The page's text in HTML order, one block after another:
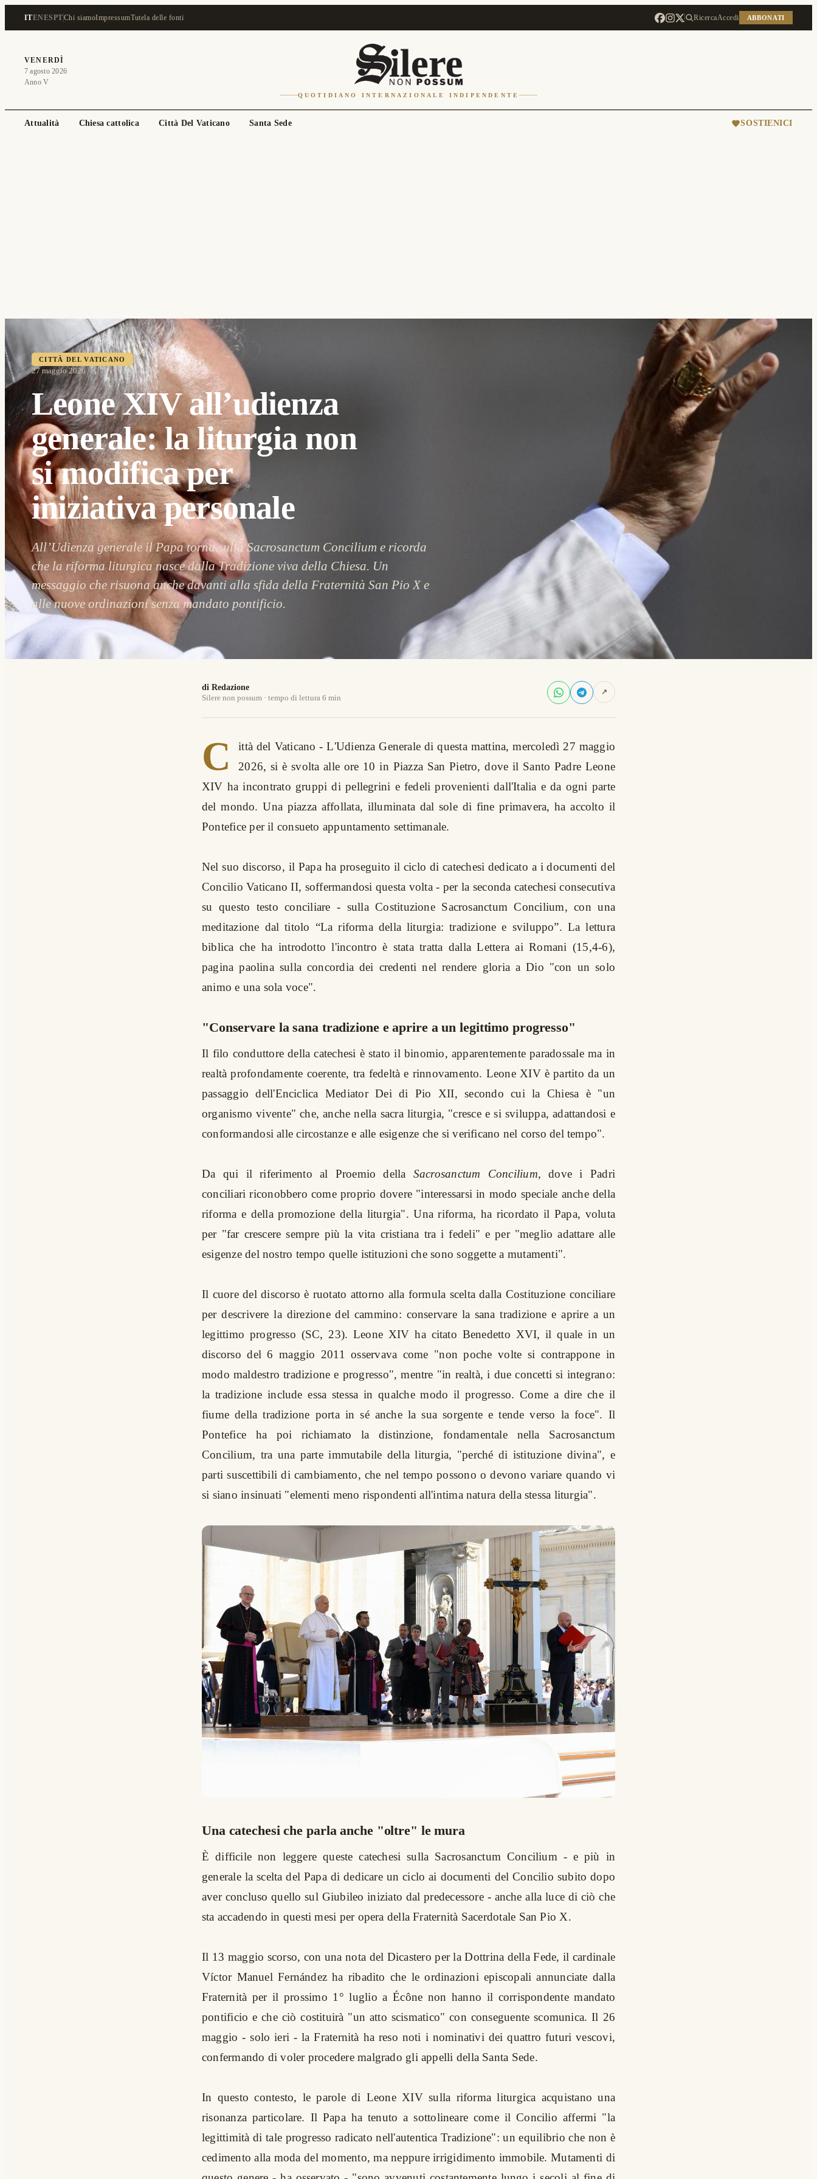
ITENESPTChi siamoImpressumTutela delle fonti RicercaAccedi ABBONATI
VENERDÌ
7 agosto 2026
Anno V
QUOTIDIANO INTERNAZIONALE INDIPENDENTE
Attualità Chiesa cattolica Città Del Vaticano Santa Sede SOSTIENICI
CITTÀ DEL VATICANO
27 maggio 2026
Leone XIV all’udienza
generale: la liturgia non
si modifica per
iniziativa personale
All’Udienza generale il Papa torna sulla Sacrosanctum Concilium e ricorda
che la riforma liturgica nasce dalla Tradizione viva della Chiesa. Un
messaggio che risuona anche davanti alla sfida della Fraternità San Pio X e
alle nuove ordinazioni senza mandato pontificio.
di Redazione
Silere non possum · tempo di lettura 6 min
↗
C
ittà del Vaticano - L'Udienza Generale di questa mattina, mercoledì 27 maggio
2026, si è svolta alle ore 10 in Piazza San Pietro, dove il Santo Padre Leone
XIV ha incontrato gruppi di pellegrini e fedeli provenienti dall'Italia e da ogni parte
del mondo. Una piazza affollata, illuminata dal sole di fine primavera, ha accolto il
Pontefice per il consueto appuntamento settimanale.
Nel suo discorso, il Papa ha proseguito il ciclo di catechesi dedicato a i documenti del
Concilio Vaticano II, soffermandosi questa volta - per la seconda catechesi consecutiva
su questo testo conciliare - sulla Costituzione Sacrosanctum Concilium, con una
meditazione dal titolo “La riforma della liturgia: tradizione e sviluppo”. La lettura
biblica che ha introdotto l'incontro è stata tratta dalla Lettera ai Romani (15,4-6),
pagina paolina sulla concordia dei credenti nel rendere gloria a Dio "con un solo
animo e una sola voce".
"Conservare la sana tradizione e aprire a un legittimo progresso"
Il filo conduttore della catechesi è stato il binomio, apparentemente paradossale ma in
realtà profondamente coerente, tra fedeltà e rinnovamento. Leone XIV è partito da un
passaggio dell'Enciclica Mediator Dei di Pio XII, secondo cui la Chiesa è "un
organismo vivente" che, anche nella sacra liturgia, "cresce e si sviluppa, adattandosi e
conformandosi alle circostanze e alle esigenze che si verificano nel corso del tempo".
Da qui il riferimento al Proemio della Sacrosanctum Concilium, dove i Padri
conciliari riconobbero come proprio dovere "interessarsi in modo speciale anche della
riforma e della promozione della liturgia". Una riforma, ha ricordato il Papa, voluta
per "far crescere sempre più la vita cristiana tra i fedeli" e per "meglio adattare alle
esigenze del nostro tempo quelle istituzioni che sono soggette a mutamenti".
Il cuore del discorso è ruotato attorno alla formula scelta dalla Costituzione conciliare
per descrivere la direzione del cammino: conservare la sana tradizione e aprire a un
legittimo progresso (SC, 23). Leone XIV ha citato Benedetto XVI, il quale in un
discorso del 6 maggio 2011 osservava come "non poche volte si contrappone in
modo maldestro tradizione e progresso", mentre "in realtà, i due concetti si integrano:
la tradizione include essa stessa in qualche modo il progresso. Come a dire che il
fiume della tradizione porta in sé anche la sua sorgente e tende verso la foce". Il
Pontefice ha poi richiamato la distinzione, fondamentale nella Sacrosanctum
Concilium, tra una parte immutabile della liturgia, "perché di istituzione divina", e
parti suscettibili di cambiamento, che nel tempo possono o devono variare quando vi
si siano insinuati "elementi meno rispondenti all'intima natura della stessa liturgia".
Una catechesi che parla anche "oltre" le mura
È difficile non leggere queste catechesi sulla Sacrosanctum Concilium - e più in
generale la scelta del Papa di dedicare un ciclo ai documenti del Concilio subito dopo
aver concluso quello sul Giubileo iniziato dal predecessore - anche alla luce di ciò che
sta accadendo in questi mesi per opera della Fraternità Sacerdotale San Pio X.
Il 13 maggio scorso, con una nota del Dicastero per la Dottrina della Fede, il cardinale
Víctor Manuel Fernández ha ribadito che le ordinazioni episcopali annunciate dalla
Fraternità per il prossimo 1° luglio a Écône non hanno il corrispondente mandato
pontificio e che ciò costituirà "un atto scismatico" con conseguente scomunica. Il 26
maggio - solo ieri - la Fraternità ha reso noti i nominativi dei quattro futuri vescovi,
confermando di voler procedere malgrado gli appelli della Santa Sede.
In questo contesto, le parole di Leone XIV sulla riforma liturgica acquistano una
risonanza particolare. Il Papa ha tenuto a sottolineare come il Concilio affermi "la
legittimità di tale progresso radicato nell'autentica Tradizione": un equilibrio che non è
cedimento alla moda del momento, ma neppure irrigidimento immobile. Mutamenti di